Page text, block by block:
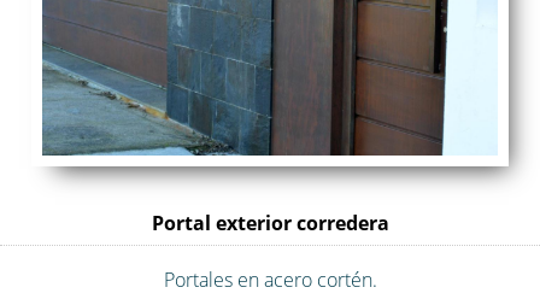
Portal exterior corredera
Portales en acero cortén.